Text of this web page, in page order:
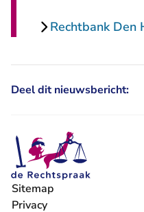
Rechtbank Den
Deel dit nieuwsbericht:
Sitemap
Privacy